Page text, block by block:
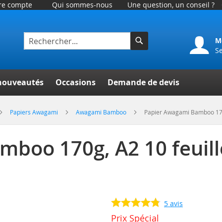
compte Qui sommes-nous Une question, un conseil ?
Occasions Demande de devis
Papiers Awagami Awagami Bamboo Papier Awagami Bamboo
170g, A2 10
5 avis
Prix Spécial